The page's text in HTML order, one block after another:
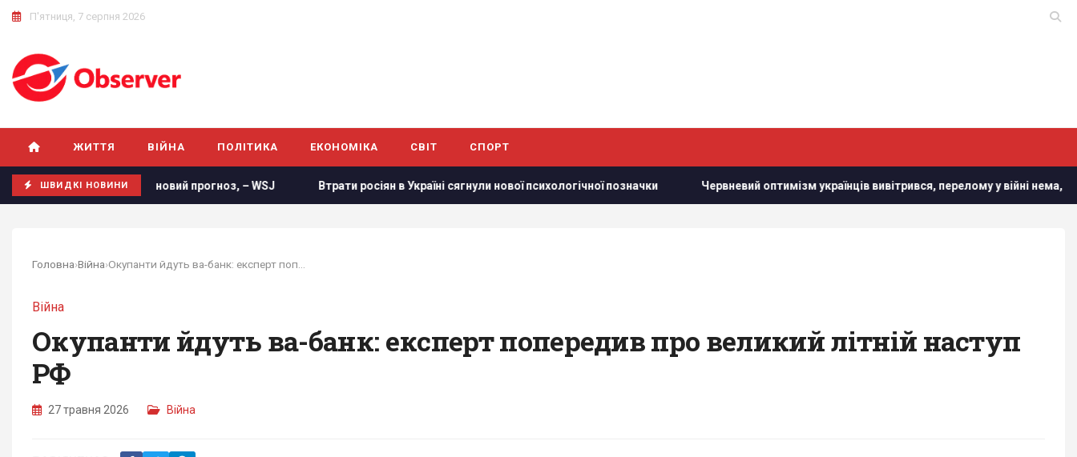
П'ятниця, 7 серпня 2026
ЖИТТЯ ВІЙНА ПОЛІТИКА ЕКОНОМІКА СВІТ СПОРТ
ШВИДКІ НОВИНИ
США опублікувала новий прогноз, – WSJ Втрати росіян в Україні сягнули нової психологічної позначки Червневий оптимізм українців вивітрився, перелому у війні нема, -
Головна›Війна›
Війна
Окупанти йдуть ва-банк: експерт попередив про великий літній наступ
РФ
27 травня 2026 Війна